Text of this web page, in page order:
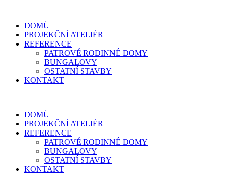
DOMŮ
PROJEKČNÍ ATELIÉR
REFERENCE
PATROVÉ RODINNÉ DOMY
BUNGALOVY
OSTATNÍ STAVBY
KONTAKT
DOMŮ
PROJEKČNÍ ATELIÉR
REFERENCE
PATROVÉ RODINNÉ DOMY
BUNGALOVY
OSTATNÍ STAVBY
KONTAKT